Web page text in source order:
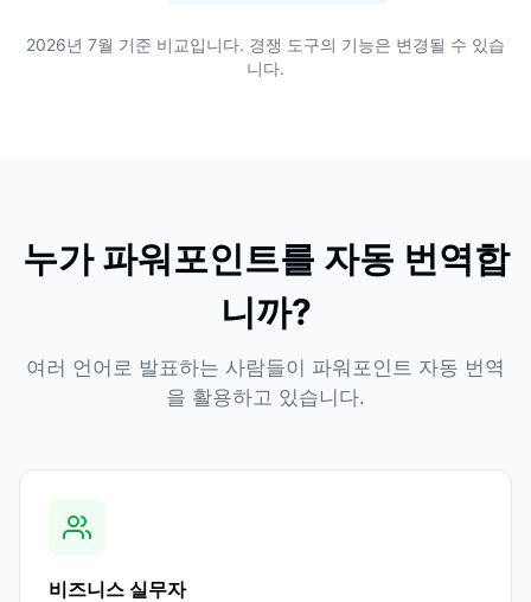
2026년 7월 기준 비교입니다. 경쟁 도구의 기능은 변경될 수 있습
니다.
누가 파워포인트를 자동 번역합
니까?
여러 언어로 발표하는 사람들이 파워포인트 자동 번역
을 활용하고 있습니다.
비즈니스 실무자